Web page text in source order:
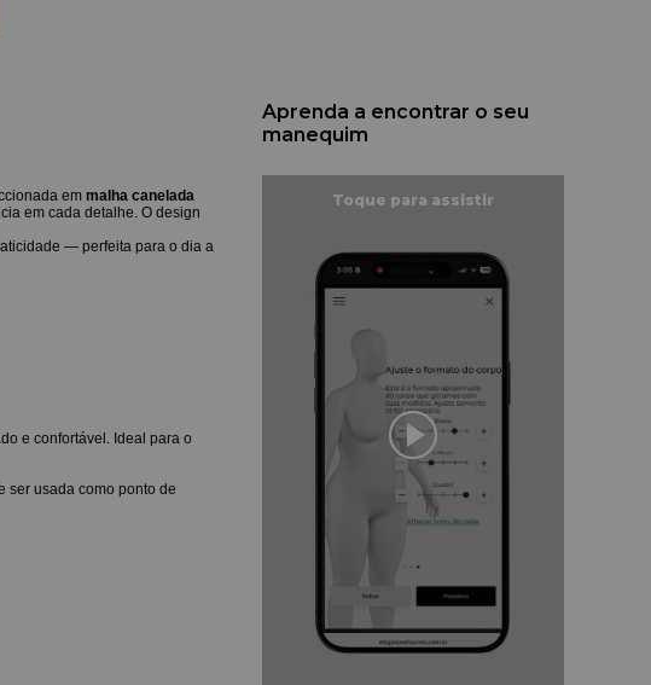
em malha canelada
em cada detalhe. O design
— perfeita para o dia a
e confortável. Ideal para o
ser usada como ponto de
Aprenda a encontrar o seu
manequim